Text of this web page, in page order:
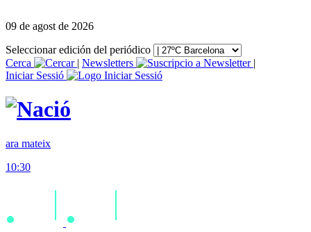
09 de agost de 2026
Seleccionar edición del periódico
Cerca
| Newsletters
|
Iniciar Sessió
ara mateix
10:30